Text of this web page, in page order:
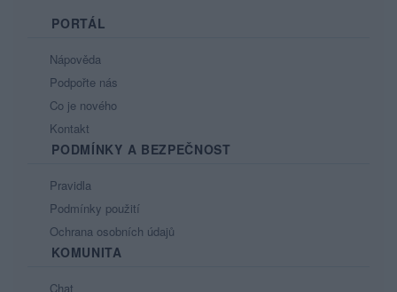
PORTÁL
Nápověda
Podpořte nás
Co je nového
Kontakt
PODMÍNKY A BEZPEČNOST
Pravidla
Podmínky použití
Ochrana osobních údajů
KOMUNITA
Chat